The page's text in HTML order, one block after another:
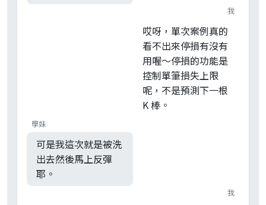
我
哎呀，單次案例真的
看不出來停損有沒有
用喔～停損的功能是
控制單筆損失上限
呢，不是預測下一根
K 棒。
學妹
可是我這次就是被洗
出去然後馬上反彈
耶。
我